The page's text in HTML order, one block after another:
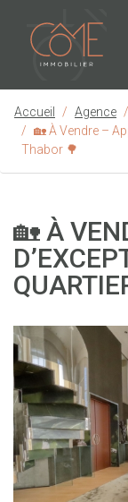
Accueil Agence
🏡 À Vendre –
Thabor 🌳
🏡 À